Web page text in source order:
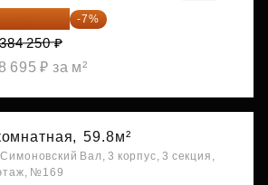
837 353 ₽ -7%
250 ₽
695 ₽ за м²
59.8м²
Вал, 3 корпус, 3 секция,
№169